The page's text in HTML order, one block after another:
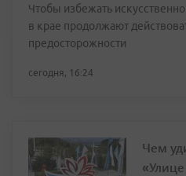
Чтобы избежать
в крае продолжают
предосторожности
сегодня, 16:24
Чем